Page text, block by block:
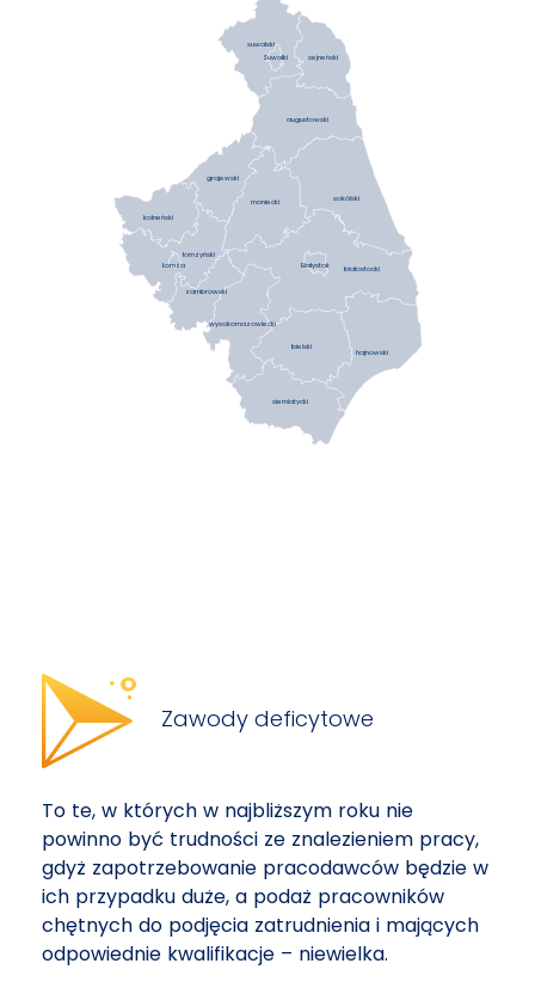
augustowski
białostocki
bielski
grajewski
hajnowski
kolneński
łomżyński
moniecki
sejneński
siemiatycki
sokólski
suwalski
wysokomazowiecki
zambrowski
Białystok
Łomża
Suwałki
Zawody deficytowe
To te, w których w najbliższym roku nie
powinno być trudności ze znalezieniem pracy,
gdyż zapotrzebowanie pracodawców będzie w
ich przypadku duże, a podaż pracowników
chętnych do podjęcia zatrudnienia i mających
odpowiednie kwalifikacje – niewielka.